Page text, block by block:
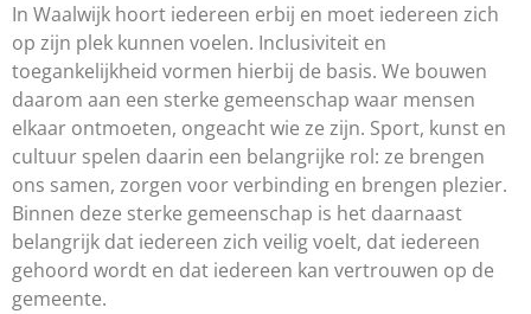
In Waalwijk hoort iedereen erbij en moet iedereen zich
op zijn plek kunnen voelen. Inclusiviteit en
toegankelijkheid vormen hierbij de basis. We bouwen
daarom aan een sterke gemeenschap waar mensen
elkaar ontmoeten, ongeacht wie ze zijn. Sport, kunst en
cultuur spelen daarin een belangrijke rol: ze brengen
ons samen, zorgen voor verbinding en brengen plezier.
Binnen deze sterke gemeenschap is het daarnaast
belangrijk dat iedereen zich veilig voelt, dat iedereen
gehoord wordt en dat iedereen kan vertrouwen op de
gemeente.